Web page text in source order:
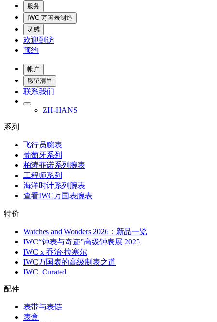
服务
IWC 万国表制造
灵感
欢迎到访
预约
帐户
愿望清单
联系我们
ZH-HANS
系列
飞行员腕表
葡萄牙系列
柏涛菲诺系列腕表
工程师系列
海洋时计系列腕表
查看IWC万国表腕表
特价
Watches and Wonders 2026：新品一览
IWC“钟表与奇迹”高级钟表展 2025
IWC x 乔治·拉塞尔
IWC万国表的高级制表之道
IWC. Curated.
配件
表带与表链
表盒